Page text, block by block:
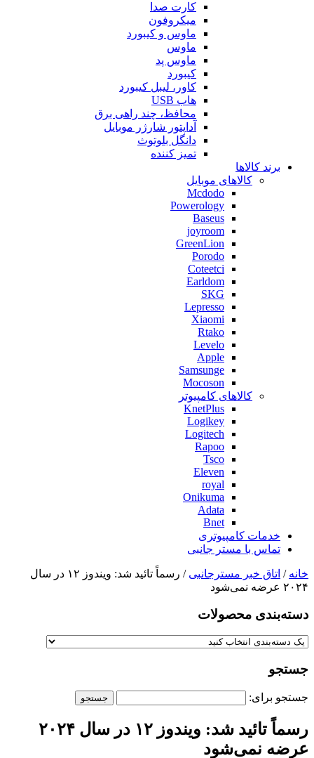
کارت صدا
میکروفون
ماوس و کیبورد
ماوس
ماوس پد
کیبورد
کاور، لیبل کیبورد
هاب USB
محافظ، چند راهی برق
آداپتور شارژر موبایل
دانگل بلوتوث
تمیز کننده
برند کالاها
کالاهای موبایل
Mcdodo
Powerology
Baseus
joyroom
GreenLion
Porodo
Coteetci
Earldom
SKG
Lepresso
Xiaomi
Rtako
Levelo
Apple
Samsunge
Mocoson
کالاهای کامپیوتر
KnetPlus
Logikey
Logitech
Rapoo
Tsco
Eleven
royal
Onikuma
Adata
Bnet
خدمات کامپیوتری
تماس با مستر جانبی
خانه / اتاق خبر مسترجانبی
/ رسماً تائید شد: ویندوز ۱۲ در سال
۲۰۲۴ عرضه نمی‌شود
دسته‌بندی‌ محصولات
جستجو
جستجو برای:
رسماً تائید شد: ویندوز ۱۲ در سال ۲۰۲۴
عرضه نمی‌شود